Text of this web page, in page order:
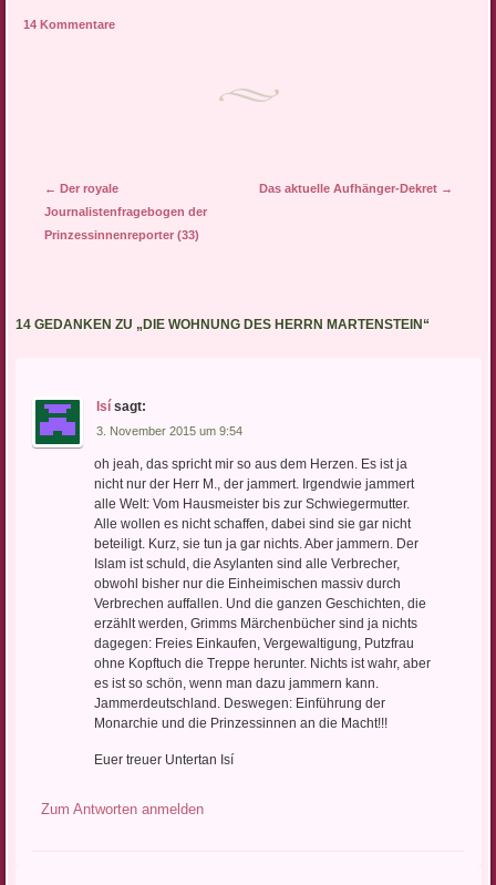
14 Kommentare
Artikel-Navigation
← Der royale
Journalistenfragebogen der
Prinzessinnenreporter (33)
Das aktuelle Aufhänger-Dekret →
14 GEDANKEN ZU „ DIE WOHNUNG DES HERRN MARTENSTEIN “
Isí sagt:
3. November 2015 um 9:54
oh jeah, das spricht mir so aus dem Herzen. Es ist ja
nicht nur der Herr M., der jammert. Irgendwie jammert
alle Welt: Vom Hausmeister bis zur Schwiegermutter.
Alle wollen es nicht schaffen, dabei sind sie gar nicht
beteiligt. Kurz, sie tun ja gar nichts. Aber jammern. Der
Islam ist schuld, die Asylanten sind alle Verbrecher,
obwohl bisher nur die Einheimischen massiv durch
Verbrechen auffallen. Und die ganzen Geschichten, die
erzählt werden, Grimms Märchenbücher sind ja nichts
dagegen: Freies Einkaufen, Vergewaltigung, Putzfrau
ohne Kopftuch die Treppe herunter. Nichts ist wahr, aber
es ist so schön, wenn man dazu jammern kann.
Jammerdeutschland. Deswegen: Einführung der
Monarchie und die Prinzessinnen an die Macht!!!
Euer treuer Untertan Isí
Zum Antworten anmelden